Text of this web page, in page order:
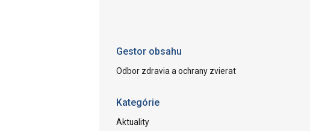
Gestor obsahu
Odbor zdravia a ochrany zvierat
Kategórie
Aktuality